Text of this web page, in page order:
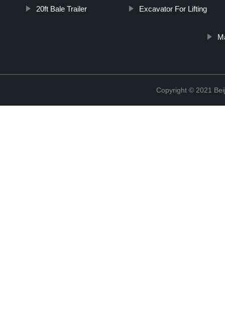
20ft Bale Trailer Excavator For Lifting
Copyright © 2021